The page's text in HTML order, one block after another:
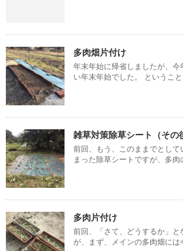
多肉畑片付け
年末年始に帰省しましたが、
い年末年始でした。 というこ
雑草対策除草シート（その
前回、もう、このままでとして
まった除草シートですが、多肉
多肉片付け
前回、「さて、どうするか」と
が、まず、メインの多肉畑には